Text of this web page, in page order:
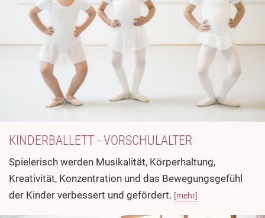
KINDERBALLETT - VORSCHULALTER
Spielerisch werden Musikalität, Körperhaltung,
Kreativität, Konzentration und das Bewegungsgefühl
der Kinder verbessert und gefördert. [mehr]